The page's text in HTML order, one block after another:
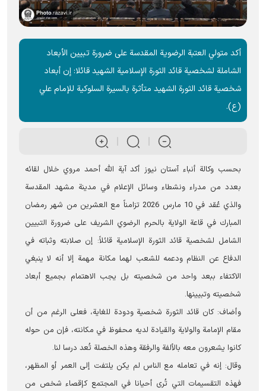
أکد متولي العتبة الرضوية المقدسة على ضرورة تبيين الأبعاد
الشاملة لشخصية قائد الثورة الإسلامیة الشهید قائلا: إن أبعاد
شخصية قائد الثورة الشهید متأثرة بالسيرة السلوكية للإمام علي
(ع).
بحسب وکالة أنباء آستان نيوز أکد آية الله أحمد مروي خلال لقائه
بعدد من مدراء ونشطاء وسائل الإعلام في مدينة مشهد المقدسة
والذي عُقد في 10 مارس 2026 تزامناً مع العشرين من شهر رمضان
المبارك في قاعة الولاية بالحرم الرضوي الشریف على ضرورة التبيين
الشامل لشخصية قائد الثورة الإسلامية قائلاً: إن صلابته وثباته في
الدفاع عن النظام ودعمه للشعب لهما مكانة مهمة إلا أنه لا ينبغي
الاكتفاء ببعد واحد من شخصيته بل يجب الاهتمام بجميع أبعاد
شخصيته وتبیینها.
وأضاف: كان قائد الثورة شخصية ودودة للغاية، فعلى الرغم من أن
مقام الإمامة والولاية والقيادة لديه محفوظ في مكانته، فإن من حوله
كانوا يشعرون معه بالألفة والرفقة وهذه الخصلة تُعد درسا لنا.
وقال: إنه في تعامله مع الناس لم يكن يلتفت إلى العمر أو المظهر،
فهذه التقسيمات التي تُرى أحيانا في المجتمع كإقصاء شخص من